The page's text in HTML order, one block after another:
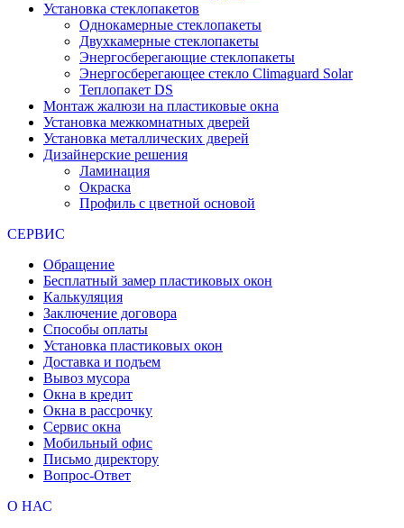
Установка стеклопакетов
Однокамерные стеклопакеты
Двухкамерные стеклопакеты
Энергосберегающие стеклопакеты
Энергосберегающее стекло Climaguard Solar
Теплопакет DS
Монтаж жалюзи на пластиковые окна
Установка межкомнатных дверей
Установка металлических дверей
Дизайнерские решения
Ламинация
Окраска
Профиль с цветной основой
СЕРВИС
Обращение
Бесплатный замер пластиковых окон
Калькуляция
Заключение договора
Способы оплаты
Установка пластиковых окон
Доставка и подъем
Вывоз мусора
Окна в кредит
Окна в рассрочку
Сервис окна
Мобильный офис
Письмо директору
Вопрос-Ответ
О НАС